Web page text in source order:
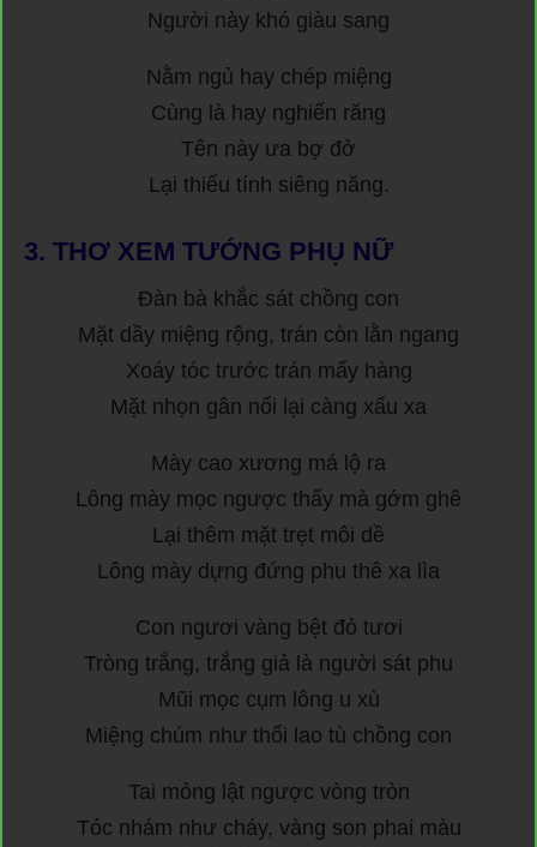
Người này khó giàu sang
Nằm ngủ hay chép miệng
Cùng là hay nghiến răng
Tên này ưa bợ đở
Lại thiếu tính siêng năng.
3. THƠ XEM TƯỚNG PHỤ NỮ
Đàn bà khắc sát chồng con
Mặt dầy miệng rộng, trán còn lằn ngang
Xoáy tóc trước trán mấy hàng
Mặt nhọn gân nổi lại càng xấu xa
Mày cao xương má lộ ra
Lông mày mọc ngược thấy mà gớm ghê
Lại thêm mặt trẹt môi dề
Lông mày dựng đứng phu thê xa lìa
Con ngươi vàng bệt đỏ tươi
Tròng trắng, trắng giả là người sát phu
Mũi mọc cụm lông u xù
Miệng chúm như thổi lao tù chồng con
Tai mỏng lật ngược vòng tròn
Tóc nhám như cháy, vàng son phai màu